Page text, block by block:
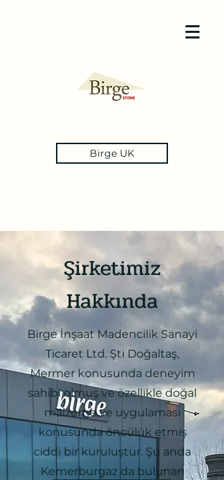
Birge UK
Şirketimiz
Hakkında
Birge İnşaat Madencilik Sanayi
Ticaret Ltd. Şti Doğaltaş,
Mermer konusunda deneyim
sahibi olmuş ve özellikle doğal
malzeme ve uygulaması
konusunda öncülük etmiş
ciddi bir kuruluştur. Şu anda
Kemerburgaz da bulunan